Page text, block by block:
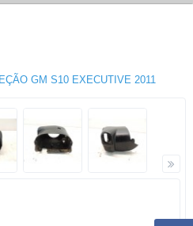
GM S10 EXECUTIVE 2011